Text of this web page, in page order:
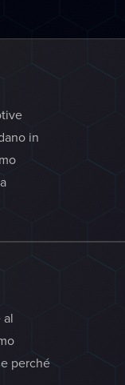
in
al
perché